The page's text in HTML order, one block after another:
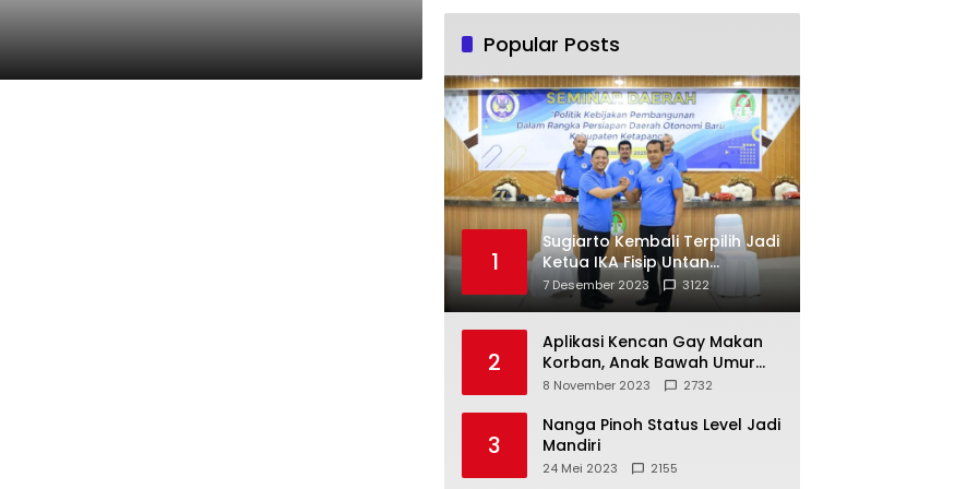
Popular Posts
1
Sugiarto Kembali Terpilih Jadi
Ketua IKA Fisip Untan
Ketapang
7 Desember 2023 3122
2
Aplikasi Kencan Gay Makan
Korban, Anak Bawah Umur
Jadi Korban Persetubuhan
8 November 2023 2732
3
Nanga Pinoh Status Level Jadi
Mandiri
24 Mei 2023 2155